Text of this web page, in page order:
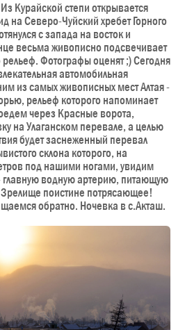
Курайской степи открывается
на Северо-Чуйский хребет Горного
с запада на восток и
весьма живописно подсвечивает
Фотографы оценят ;) Сегодня
автомобильная
из самых живописных мест Алтая -
рельеф которого напоминает
через Красные ворота,
на Улаганском перевале, а целью
будет заснеженный перевал
склона которого, на
под нашими ногами, увидим
водную артерию, питающую
поистине потрясающее!
обратно. Ночевка в с.Акташ.